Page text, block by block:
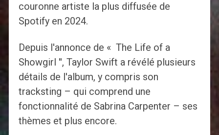
couronne artiste la plus diffusée de
Spotify en 2024.
Depuis l'annonce de « The Life of a
Showgirl '', Taylor Swift a révélé plusieurs
détails de l'album, y compris son
tracksting – qui comprend une
fonctionnalité de Sabrina Carpenter – ses
thèmes et plus encore.